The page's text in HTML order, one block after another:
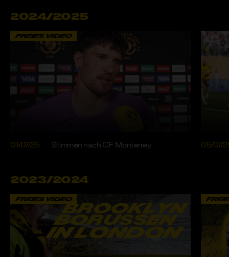
2024/2025
FREIES VIDEO
01/07/25 Stimmen nach CF Monterrey 05/07/
2023/2024
FREIES VIDEO